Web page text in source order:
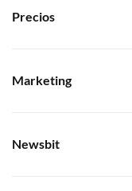
Precios
Marketing
Newsbit